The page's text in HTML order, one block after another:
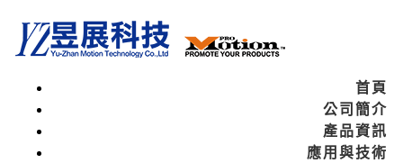
首頁
公司簡介
產品資訊
應用與技術